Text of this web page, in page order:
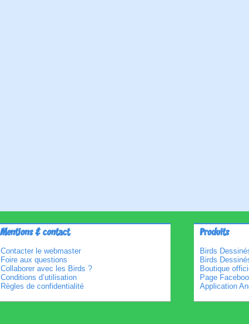
Mentions & contact
Contacter le webmaster
Foire aux questions
Collaborer avec les Birds ?
Conditions d’utilisation
Règles de confidentialité
Produits
Birds
Birds
Boutique
Page
Application